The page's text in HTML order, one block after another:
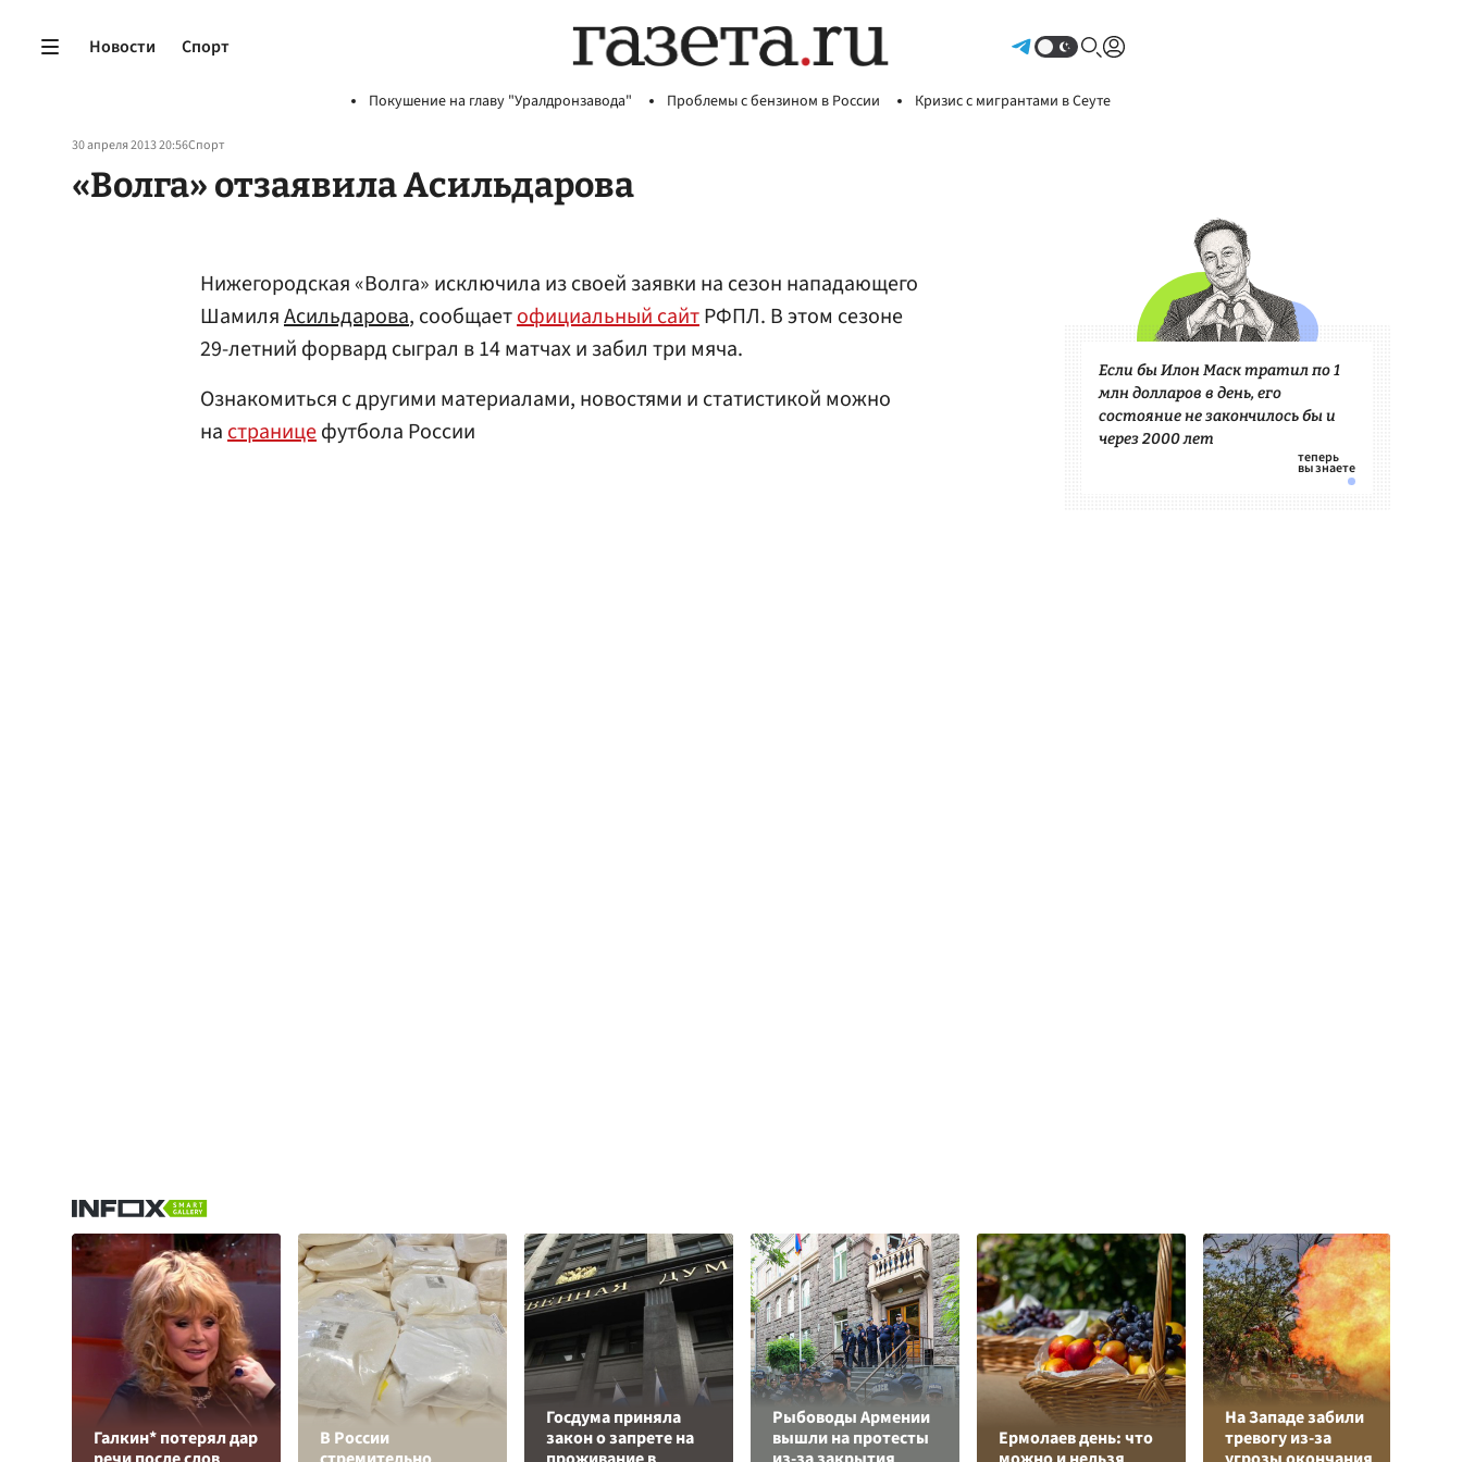
Новости Спорт
Покушение на главу "Уралдронзавода" Проблемы с бензином в России Кризис с мигрантами в Сеуте
30 апреля 2013 20:56Спорт
«Волга» отзаявила Асильдарова
Нижегородская «Волга» исключила из своей заявки на сезон нападающего
ШамиляАсильдарова, сообщаетофициальный сайтРФПЛ. В этом сезоне
29-летний форвард сыграл в 14 матчах и забил три мяча.
Ознакомиться с другими материалами, новостями и статистикой можно
настраницефутбола России
Если бы Илон Маск тратил по 1
млн долларов в день, его
состояние не закончилось бы и
через 2000 лет
Галкин* потерял дар
В России
Госдума приняла
закон о запрете на
Рыбоводы Армении
вышли на протесты
Ермолаев день: что
На Западе забили
тревогу из-за